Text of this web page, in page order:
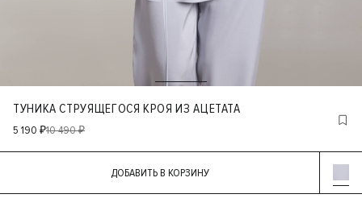
ТУНИКА СТРУЯЩЕГОСЯ КРОЯ ИЗ АЦЕТАТА
5 190 ₽10 490 ₽
ДОБАВИТЬ В КОРЗИНУ